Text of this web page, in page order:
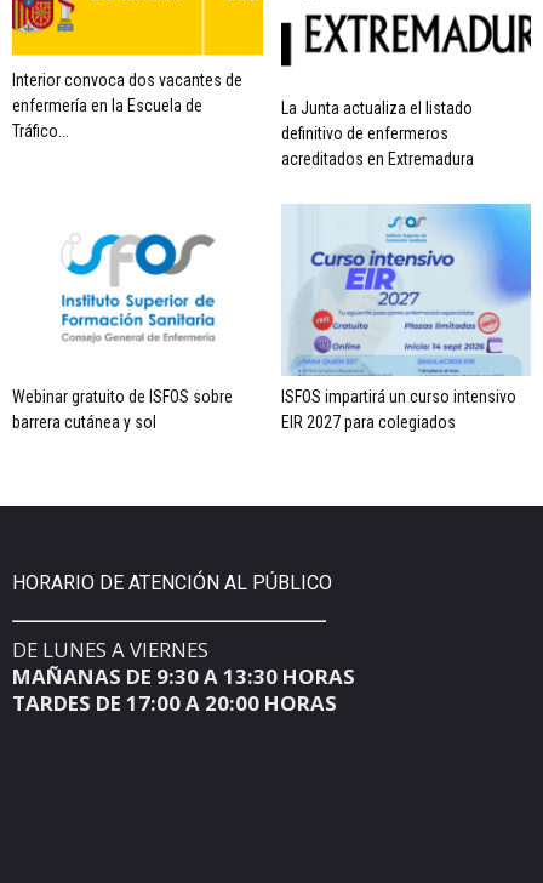
Interior convoca dos vacantes de
enfermería en la Escuela de
Tráfico...
La Junta actualiza el listado
definitivo de enfermeros
acreditados en Extremadura
Webinar gratuito de ISFOS sobre
barrera cutánea y sol
ISFOS impartirá un curso intensivo
EIR 2027 para colegiados
HORARIO DE ATENCIÓN AL PÚBLICO
DE LUNES A VIERNES
MAÑANAS DE 9:30 A 13:30 HORAS
TARDES DE 17:00 A 20:00 HORAS